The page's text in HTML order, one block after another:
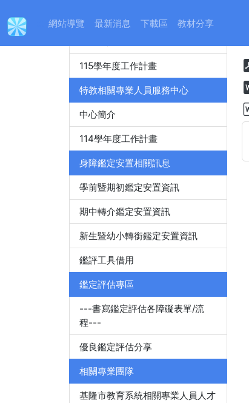
網站導覽 最新消息 下載區 教材分享
身心障礙特殊教育資源中心
115學年度工作計畫
特教相關專業人員服務中心
中心簡介
114學年度工作計畫
身障鑑定安置相關訊息
學前暨期初鑑定安置資訊
期中轉介鑑定安置資訊
新生暨幼小轉銜鑑定安置資訊
鑑評工具借用
鑑定評估專區
---書寫鑑定評估各障礙表單/流
程---
優良鑑定評估分享
相關專業團隊
基隆市教育系統相關專業人員人才